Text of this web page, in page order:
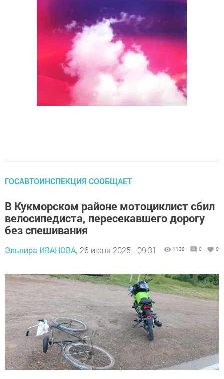
ГОСАВТОИНСПЕКЦИЯ СООБЩАЕТ
В Кукморском районе мотоциклист сбил
велосипедиста, пересекавшего дорогу
без спешивания
Эльвира ИВАНОВА, 26 июня 2025 - 09:31 1138 0 0